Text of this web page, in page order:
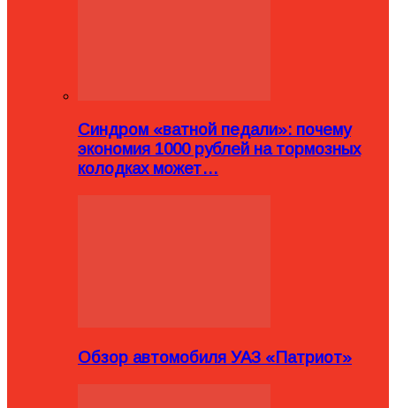
Синдром «ватной педали»: почему
экономия 1000 рублей на тормозных
колодках может…
Обзор автомобиля УАЗ «Патриот»